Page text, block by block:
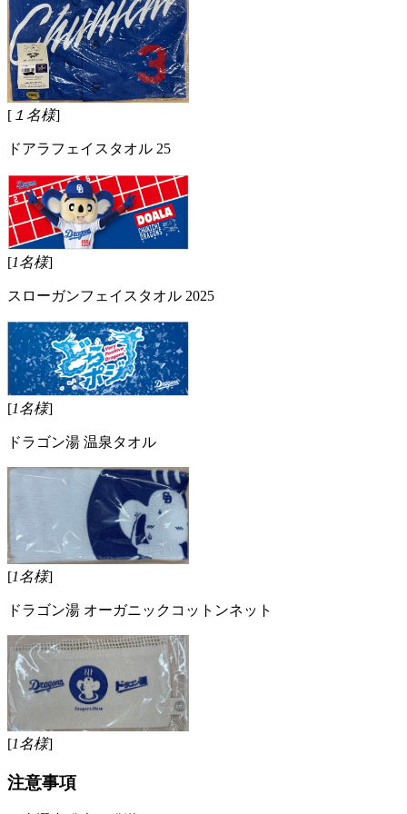
[ １名様]
ドアラフェイスタオル 25
[1名様]
スローガンフェイスタオル 2025
[1名様]
ドラゴン湯 温泉タオル
[1名様]
ドラゴン湯 オーガニックコットンネット
[1名様]
注意事項